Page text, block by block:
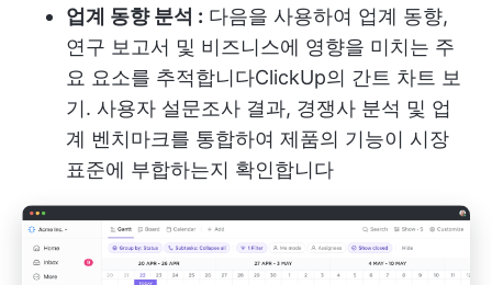
업계 동향 분석 : 다음을 사용하여 업계 동향,
연구 보고서 및 비즈니스에 영향을 미치는 주
요 요소를 추적합니다ClickUp의 간트 차트 보
기. 사용자 설문조사 결과, 경쟁사 분석 및 업
계 벤치마크를 통합하여 제품의 기능이 시장
표준에 부합하는지 확인합니다